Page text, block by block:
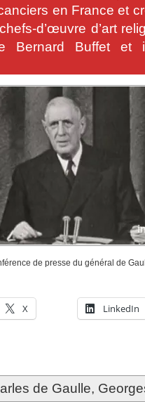
en France et
d’œuvre d’art
Bernard Buffet et
de presse du général de
X
LinkedIn
de Gaulle,